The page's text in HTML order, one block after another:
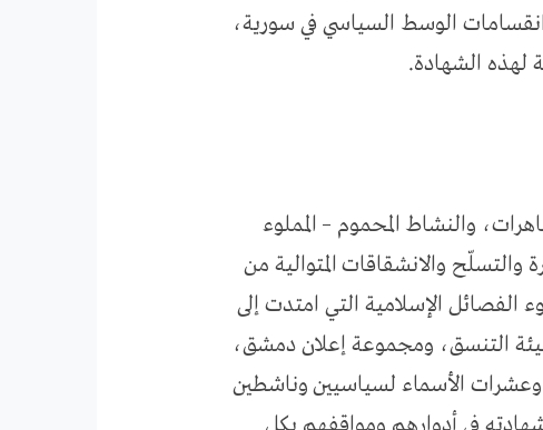
وانقسامات الوسط السياسي في سورية،
لهذه الشهادة.
والنشاط المحموم – المملوء
والانشقاقات المتوالية من
الإسلامية التي امتدت إلى
التنسق، ومجموعة إعلان دمشق،
الأسماء لسياسيين وناشطين